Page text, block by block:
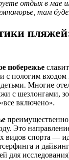
отдых в мае
там
побережье
с пологим входом
Многие
с шезлонгами,
включено».
преимущественно
Это
видов спорта —
и
для